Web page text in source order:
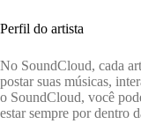
Perfil do artista
No SoundCloud, cada
postar suas músicas,
o SoundCloud, você
estar sempre por dentro